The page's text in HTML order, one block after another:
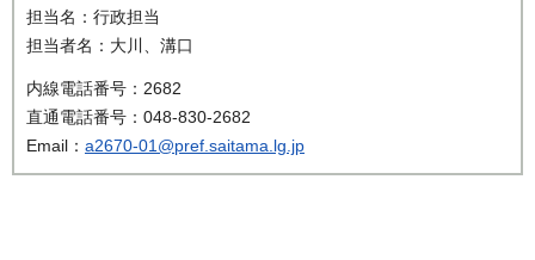
担当名：行政担当
担当者名：大川、溝口
内線電話番号：2682
直通電話番号：048-830-2682
Email： a2670-01@pref.saitama.lg.jp